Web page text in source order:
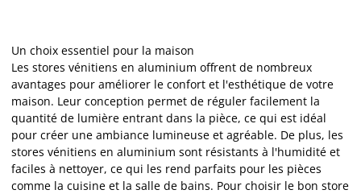
Un choix essentiel pour la maison
Les stores vénitiens en aluminium offrent de nombreux
avantages pour améliorer le confort et l'esthétique de votre
maison. Leur conception permet de réguler facilement la
quantité de lumière entrant dans la pièce, ce qui est idéal
pour créer une ambiance lumineuse et agréable. De plus, les
stores vénitiens en aluminium sont résistants à l'humidité et
faciles à nettoyer, ce qui les rend parfaits pour les pièces
comme la cuisine et la salle de bains. Pour choisir le bon store